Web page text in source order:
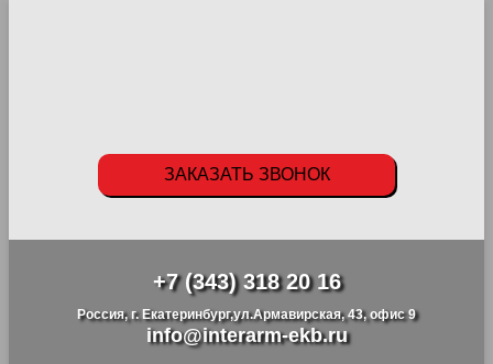
+7 (343) 318 20 16
Россия, г. Екатеринбург,ул.Армавирская, 43, офис 9
info@interarm-ekb.ru
ЗАКАЗАТЬ ЗВОНОК